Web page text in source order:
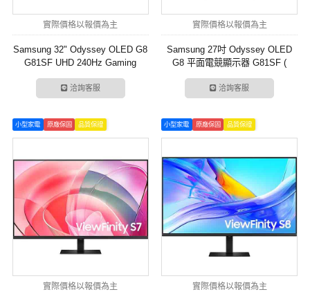
實際價格以報價為主
Samsung 32" Odyssey OLED G8
G81SF UHD 240Hz Gaming
Monitor ( LS32FG812SCXZW )
洽詢客服
實際價格以報價為主
Samsung 27吋 Odyssey OLED
G8 平面電競顯示器 G81SF (
LS27FG812SCXZW )
洽詢客服
小型家電 原廠保固 品質保證
實際價格以報價為主
小型家電 原廠保固 品質保證
實際價格以報價為主